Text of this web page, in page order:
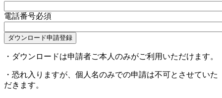
電話番号必須
・ダウンロードは申請者ご本人のみがご利用いただけます。
・恐れ入りますが、個人名のみでの申請は不可とさせていた
だきます。